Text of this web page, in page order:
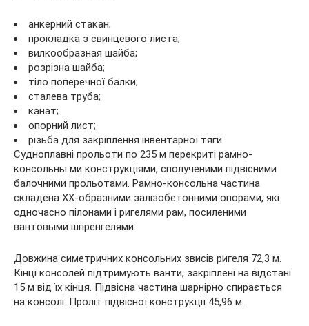
анкерний стакан;
прокладка з свинцевого листа;
вилкообразная шайба;
розрізна шайба;
тіло поперечної балки;
сталева труба;
канат;
опорний лист;
різьба для закріплення інвентарної тяги.
Судноплавні прольоти по 235 м перекриті рамно-
консольны ми конструкціями, сполученими підвісними
балочними прольотами. Рамно-консольна частина
складена ХХ-образними залізобетонними опорами, які
одночасно пілонами і ригелями рам, посиленими
вантовыми шпренгелями.
Довжина симетричних консольних звисів ригеля 72,3 м.
Кінці консолей підтримують ванти, закріплені на відстані
15 м від їх кінця. Підвісна частина шарнірно спирається
на консолі. Проліт підвісної конструкції 45,96 м.